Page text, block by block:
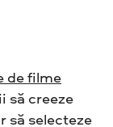
de filme
să creeze
să selecteze